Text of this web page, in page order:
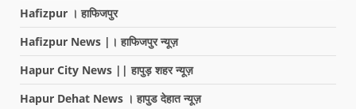
Hafizpur । हाफिजपुर
Hafizpur News |। हाफिजपुर न्यूज़
Hapur City News || हापुड़ शहर न्यूज़
Hapur Dehat News । हापुड देहात न्यूज़